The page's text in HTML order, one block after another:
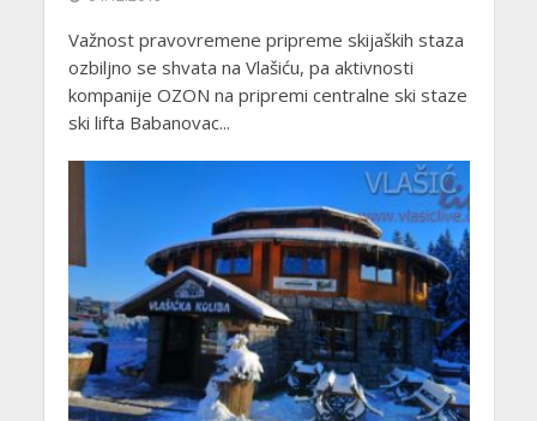
Važnost pravovremene pripreme skijaških staza
ozbiljno se shvata na Vlašiću, pa aktivnosti
kompanije OZON na pripremi centralne ski staze
ski lifta Babanovac...